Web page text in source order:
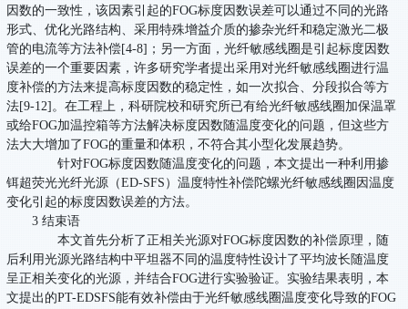
因数的一致性，该因素引起的FOG标度因数误差可以通过不同的光路
形式、优化光路结构、采用特殊增益介质的掺杂光纤和稳定激光二极
管的电流等方法补偿[4-8]；另一方面，光纤敏感线圈是引起标度因数
误差的一个重要因素，许多研究学者提出采用对光纤敏感线圈进行温
度补偿的方法来提高标度因数的稳定性，如一次拟合、分段拟合等方
法[9-12]。在工程上，科研院校和研究所已有给光纤敏感线圈加保温罩
或给FOG加温控箱等方法解决标度因数随温度变化的问题，但这些方
法大大增加了FOG的重量和体积，不符合其小型化发展趋势。
针对FOG标度因数随温度变化的问题，本文提出一种利用掺
铒超荧光光纤光源（ED-SFS）温度特性补偿陀螺光纤敏感线圈因温度
变化引起的标度因数误差的方法。
3 结束语
本文首先分析了正相关光源对FOG标度因数的补偿原理，随
后利用光源光路结构中平坦器不同的温度特性设计了平均波长随温度
呈正相关变化的光源，并结合FOG进行实验验证。实验结果表明，本
文提出的PT-EDSFS能有效补偿由于光纤敏感线圈温度变化导致的FOG